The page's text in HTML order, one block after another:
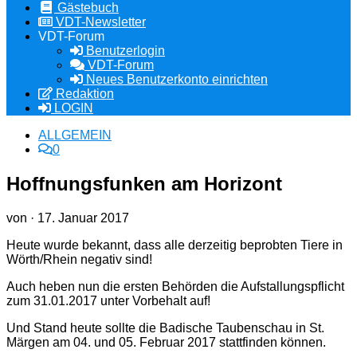
Gästebuch
VDT-Newsletter
VDT-Forum
Benutzerlogin
VDT-Forum
Neues Benutzerkonto einrichten
Redaktion
LOGIN
ALLGEMEIN
0
Hoffnungsfunken am Horizont
von · 17. Januar 2017
Heute wurde bekannt, dass alle derzeitig beprobten Tiere in
Wörth/Rhein negativ sind!
Auch heben nun die ersten Behörden die Aufstallungspflicht
zum 31.01.2017 unter Vorbehalt auf!
Und Stand heute sollte die Badische Taubenschau in St.
Märgen am 04. und 05. Februar 2017 stattfinden können.